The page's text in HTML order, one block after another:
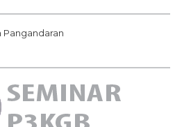
Pangandaran